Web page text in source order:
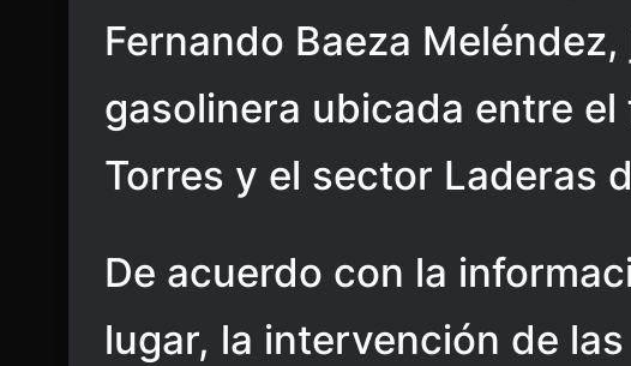
Fernando Baeza
gasolinera ubicada entre
Torres y el sector Laderas
De acuerdo con la
lugar, la intervención de